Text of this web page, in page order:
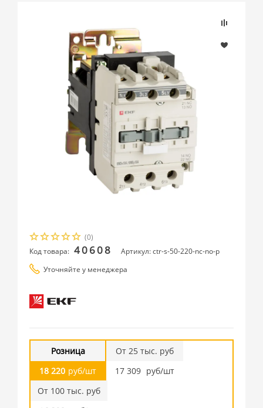
(0)
Код товара: 40608
Артикул: ctr-s-50-220-nc-no-p
Уточняйте у менеджера
Розница
18 220 руб/шт
От 25 тыс. руб
17 309 руб/шт
От 100 тыс. руб